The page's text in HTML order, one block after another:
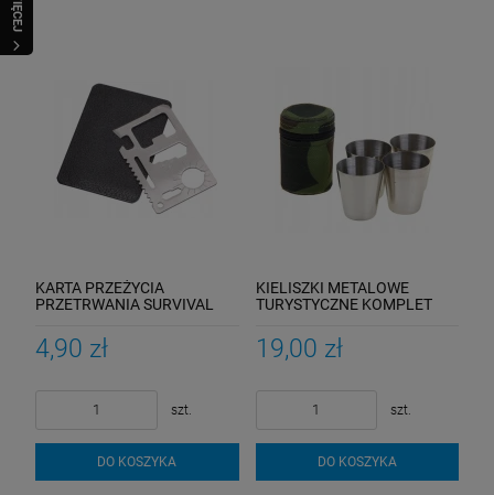
WIĘCEJ
KARTA PRZEŻYCIA
PRZETRWANIA SURVIVAL
4,90 zł
szt.
DO KOSZYKA
KIELISZKI METALOWE
TURYSTYCZNE KOMPLET
19,00 zł
szt.
DO KOSZYKA